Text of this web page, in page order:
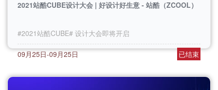
2021站酷CUBE设计大会 | 好设计好生意 - 站酷（ZCOOL）
#2021站酷CUBE# 设计大会即将开启
09月25日-09月25日 已结束